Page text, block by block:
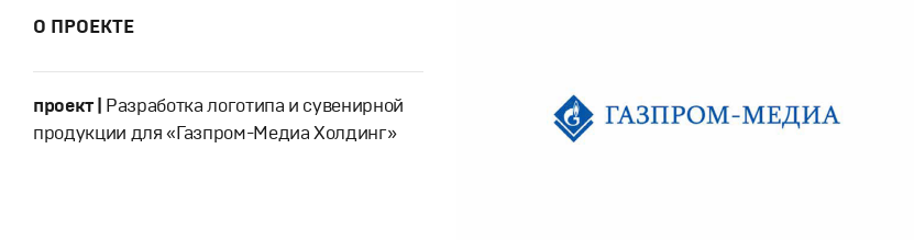
О ПРОЕКТЕ
проект | Разработка логотипа и сувенирной
продукции для «Газпром-Медиа Холдинг»